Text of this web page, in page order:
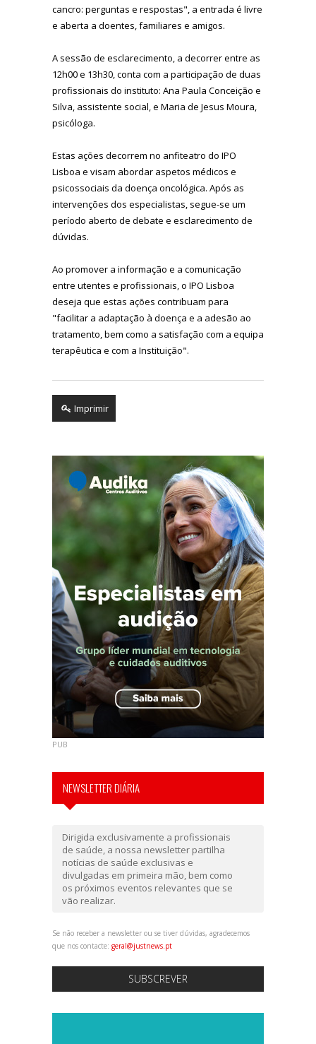
cancro: perguntas e respostas", a entrada é livre
e aberta a doentes, familiares e amigos.
A sessão de esclarecimento, a decorrer entre as
12h00 e 13h30, conta com a participação de duas
profissionais do instituto: Ana Paula Conceição e
Silva, assistente social, e Maria de Jesus Moura,
psicóloga.
Estas ações decorrem no anfiteatro do IPO
Lisboa e visam abordar aspetos médicos e
psicossociais da doença oncológica. Após as
intervenções dos especialistas, segue-se um
período aberto de debate e esclarecimento de
dúvidas.
Ao promover a informação e a comunicação
entre utentes e profissionais, o IPO Lisboa
deseja que estas ações contribuam para
"facilitar a adaptação à doença e a adesão ao
tratamento, bem como a satisfação com a equipa
terapêutica e com a Instituição".
Imprimir
PUB
NEWSLETTER DIÁRIA
Dirigida exclusivamente a profissionais
de saúde, a nossa newsletter partilha
notícias de saúde exclusivas e
divulgadas em primeira mão, bem como
os próximos eventos relevantes que se
vão realizar.
Se não receber a newsletter ou se tiver dúvidas, agradecemos
que nos contacte: geral@justnews.pt
SUBSCREVER